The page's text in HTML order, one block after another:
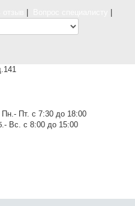
Пн.- Пт. c 7:30 до 18:00
Вс. с 8:00 до 15:00